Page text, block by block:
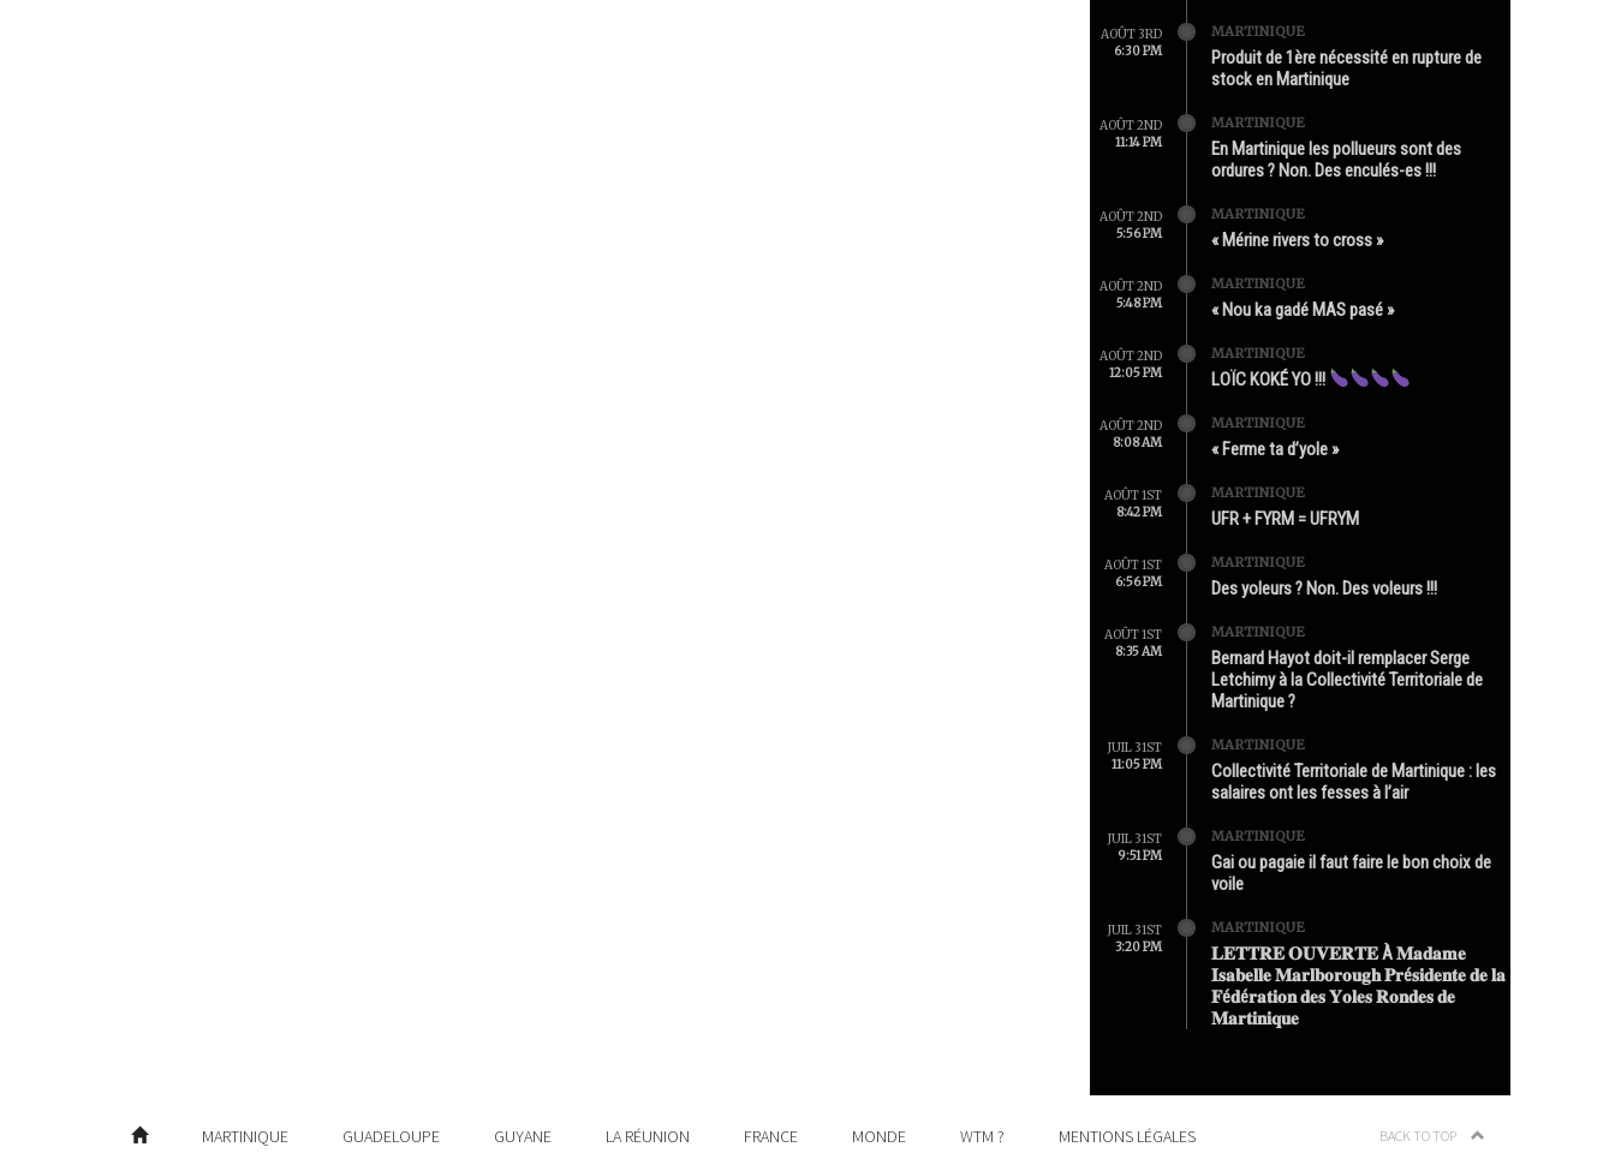
AOÛT 3RD
6:30 PM
MARTINIQUE
Produit de 1ère nécessité en rupture de
stock en Martinique
AOÛT 2ND
11:14 PM
MARTINIQUE
En Martinique les pollueurs sont des
ordures ? Non. Des enculés-es !!!
AOÛT 2ND
5:56 PM
MARTINIQUE
« Mérine rivers to cross »
AOÛT 2ND
5:48 PM
MARTINIQUE
« Nou ka gadé MAS pasé »
AOÛT 2ND
12:05 PM
MARTINIQUE
LOÏC KOKÉ YO !!!
AOÛT 2ND
8:08 AM
MARTINIQUE
« Ferme ta d’yole »
AOÛT 1ST
8:42 PM
MARTINIQUE
UFR + FYRM = UFRYM
AOÛT 1ST
6:56 PM
MARTINIQUE
Des yoleurs ? Non. Des voleurs !!!
AOÛT 1ST
8:35 AM
MARTINIQUE
Bernard Hayot doit-il remplacer Serge
Letchimy à la Collectivité Territoriale de
Martinique ?
JUIL 31ST
11:05 PM
MARTINIQUE
Collectivité Territoriale de Martinique : les
salaires ont les fesses à l’air
JUIL 31ST
9:51 PM
MARTINIQUE
Gai ou pagaie il faut faire le bon choix de
voile
JUIL 31ST
3:20 PM
MARTINIQUE
𝐋𝐄𝐓𝐓𝐑𝐄 𝐎𝐔𝐕𝐄𝐑𝐓𝐄 À 𝐌𝐚𝐝𝐚𝐦𝐞
𝐈𝐬𝐚𝐛𝐞𝐥𝐥𝐞 𝐌𝐚𝐫𝐥𝐛𝐨𝐫𝐨𝐮𝐠𝐡 𝐏𝐫é𝐬𝐢𝐝𝐞𝐧𝐭𝐞 𝐝𝐞 𝐥𝐚
𝐅é𝐝é𝐫𝐚𝐭𝐢𝐨𝐧 𝐝𝐞𝐬 𝐘𝐨𝐥𝐞𝐬 𝐑𝐨𝐧𝐝𝐞𝐬 𝐝𝐞
𝐌𝐚𝐫𝐭𝐢𝐧𝐢𝐪𝐮𝐞
MARTINIQUE GUADELOUPE GUYANE LA RÉUNION FRANCE MONDE WTM ? MENTIONS LÉGALES BACK TO TOP